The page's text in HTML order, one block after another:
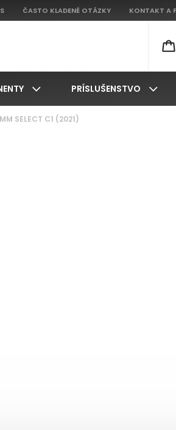
ČASTO KLADENÉ OTÁZKY KONTAKT A
PRÍSLUŠENSTVO
SELECT C1 (2021)